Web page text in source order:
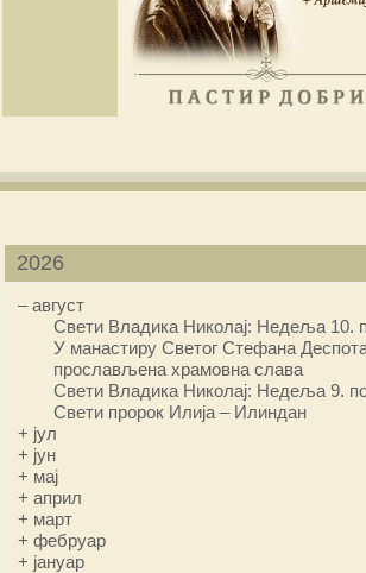
2026
–август
Свети Владика Николај: Недеља 10.
У манастиру Светог Стефана
прослављена храмовна слава
Свети Владика Николај: Недеља 9.
Свети пророк Илија – Илиндан
+ јул
+ јун
+ мај
+април
+ март
+фебруар
+ јануар